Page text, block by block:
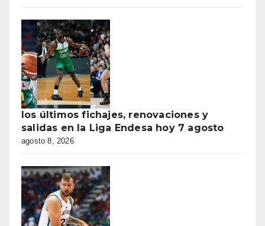
los últimos fichajes, renovaciones y
salidas en la Liga Endesa hoy 7 agosto
agosto 8, 2026